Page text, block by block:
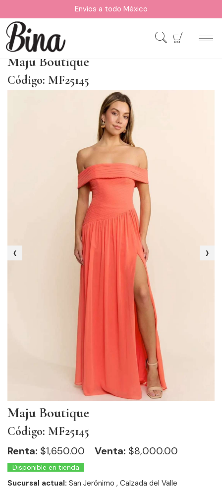
Envíos a todo México
Maju Boutique
Código: MF25145
‹ ›
Maju Boutique
Código: MF25145
Renta: $1,650.00 Venta: $8,000.00
Disponible en tienda
Sucursal actual: San Jerónimo , Calzada del Valle